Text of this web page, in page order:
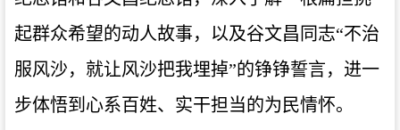
起群众希望的动人故事，以及谷文昌同志“不治
服风沙，就让风沙把我埋掉”的铮铮誓言，进一
步体悟到心系百姓、实干担当的为民情怀。